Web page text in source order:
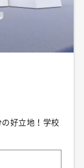
好立地！学校